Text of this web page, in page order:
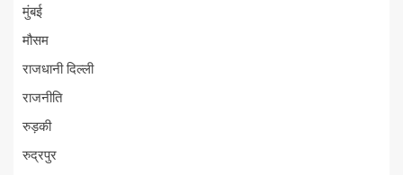
मुंबई
मौसम
राजधानी दिल्ली
राजनीति
रुड़की
रुद्रपुर